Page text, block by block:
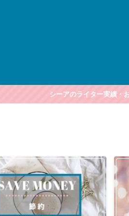
シーアのライター実績・